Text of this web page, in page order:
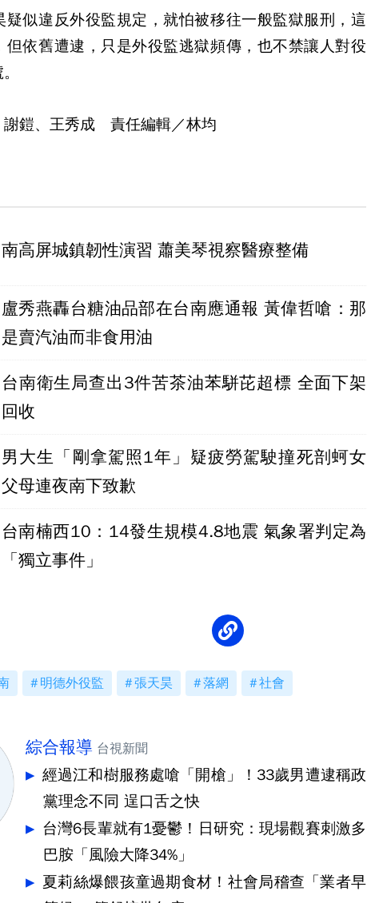
疑似違反外役監規定，就怕被移往一般監獄服刑，這
但依舊遭逮，只是外役監逃獄頻傳，也不禁讓人對役
謝鎧、王秀成 責任編輯／林均
南高屏城鎮韌性演習 蕭美琴視察醫療整備
盧秀燕轟台糖油品部在台南應通報 黃偉哲嗆：那
是賣汽油而非食用油
台南衛生局查出3件苦茶油苯駢芘超標 全面下架
回收
男大生「剛拿駕照1年」疑疲勞駕駛撞死剖蚵女
父母連夜南下致歉
台南楠西10：14發生規模4.8地震 氣象署判定為
「獨立事件」
明德外役監 張天昊 落網 社會
綜合報導 台視新聞
經過江和樹服務處嗆「開槍」！33歲男遭逮稱政
黨理念不同 逞口舌之快
台灣6長輩就有1憂鬱！日研究：現場觀賽刺激多
巴胺「風險大降34%」
夏莉絲爆餵孩童過期食材！社會局稽查「業者早